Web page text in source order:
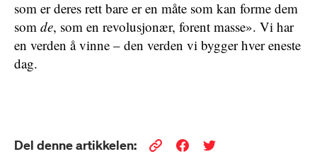
som er deres rett bare er en måte som kan forme dem
som de, som en revolusjonær, forent masse». Vi har
en verden å vinne – den verden vi bygger hver eneste
dag.
Del denne artikkelen: